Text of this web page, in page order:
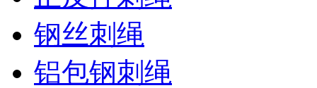
钢丝刺绳
铝包钢刺绳